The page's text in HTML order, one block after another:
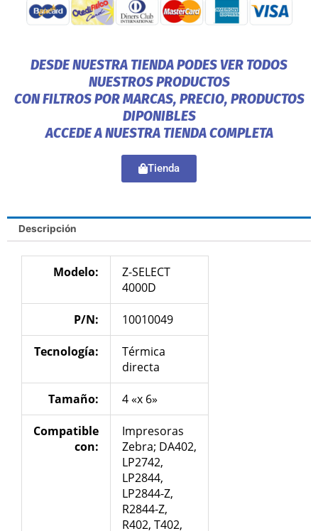
DESDE NUESTRA TIENDA PODES VER TODOS
NUESTROS PRODUCTOS
CON FILTROS POR MARCAS, PRECIO, PRODUCTOS
DIPONIBLES
ACCEDE A NUESTRA TIENDA COMPLETA
Tienda
Descripción
Modelo:
Z-SELECT
4000D
P/N: 10010049
Tecnología:
Térmica
directa
Tamaño: 4 «x 6»
Compatible
con:
Impresoras
Zebra; DA402,
LP2742,
LP2844,
LP2844-Z,
R2844-Z,
R402, T402,